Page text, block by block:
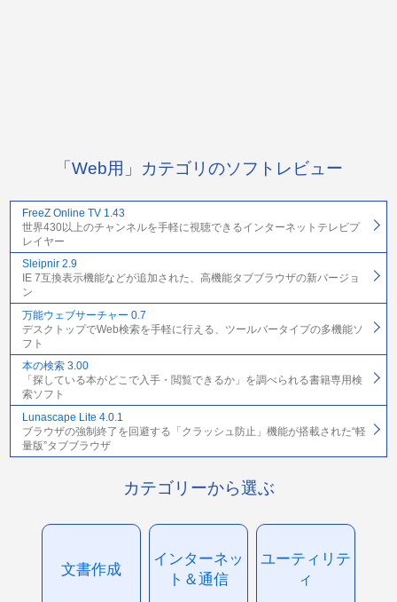
「Web用」カテゴリのソフトレビュー
FreeZ Online TV 1.43
世界430以上のチャンネルを手軽に視聴できるインターネットテレビプ
レイヤー
Sleipnir 2.9
IE 7互換表示機能などが追加された、高機能タブブラウザの新バージョ
ン
万能ウェブサーチャー 0.7
デスクトップでWeb検索を手軽に行える、ツールバータイプの多機能ソ
フト
本の検索 3.00
「探している本がどこで入手・閲覧できるか」を調べられる書籍専用検
索ソフト
Lunascape Lite 4.0.1
ブラウザの強制終了を回避する「クラッシュ防止」機能が搭載された“軽
量版”タブブラウザ
カテゴリーから選ぶ
文書作成
インターネッ
ト＆通信
ユーティリテ
ィ